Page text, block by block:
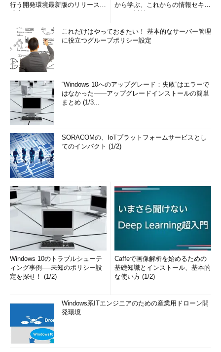
行う開発環境最新版のリリースを
から学ぶ、これからの情報セキュ
これだけはやっておきたい！ 基本的なサーバー管理
に役立つグループポリシー設定
“Windows 10へのアップグレード：失敗”はエラーで
はなかった――アップグレードインストールの簡単
まとめ (1/3...
SORACOMの、IoTプラットフォームサービスとし
てのインパクト (1/2)
Windows 10のトラブルシューテ
ィング事例──未知のポリシー設
定を探せ！ (1/2)
Caffeで画像解析を始めるための
基礎知識とインストール、基本的
な使い方 (1/2)
Windows系ITエンジニアのための産業用ドローン開
発環境